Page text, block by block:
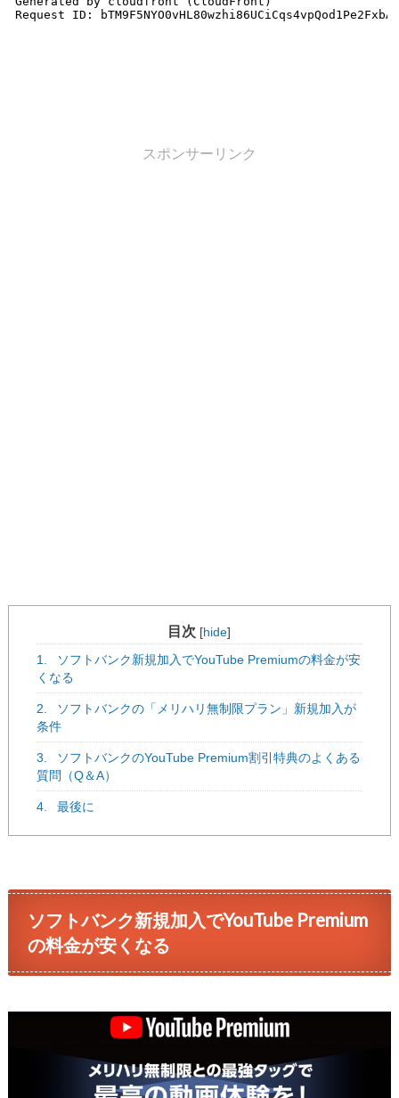
スポンサーリンク
目次 [hide]
1.
ソフトバンク新規加入でYouTube Premiumの料金が安
くなる
2.
ソフトバンクの「メリハリ無制限プラン」新規加入が
条件
3.
ソフトバンクのYouTube Premium割引特典のよくある
質問（Q＆A）
4. 最後に
ソフトバンク新規加入でYouTube Premium
の料金が安くなる